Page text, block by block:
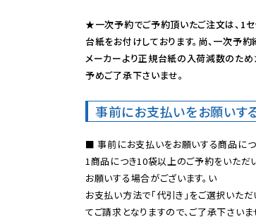
★一次予約でご予約頂いたご注文は、1
台紙をお付けしております。尚、一次予
メーカーより正規台紙の入荷減数のため
予めご了承下さいませ。
事前にお支払いをお願いす
■ 事前にお支払いをお願いする商品に
1商品につき10袋以上のご予約をいただ
お願いする場合がございます。い
お支払い方法で「代引き」をご選択いた
てご請求となりますので、ご了承下さい